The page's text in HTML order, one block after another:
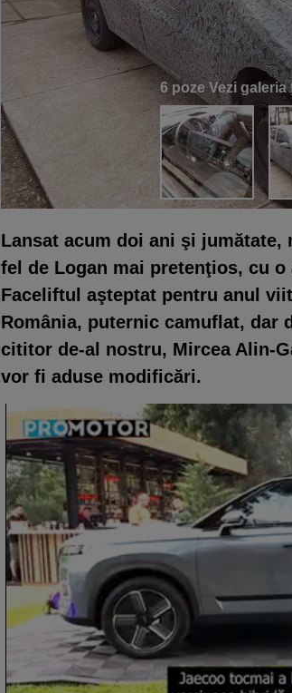
6 pozeVezi galeria
Lansat acum doi ani şi jumătate,
fel de Logan mai pretenţios, cu
Faceliftul aşteptat pentru anul
România, puternic camuflat, dar
cititor de-al nostru, Mircea Alin-
vor fi aduse modificări.